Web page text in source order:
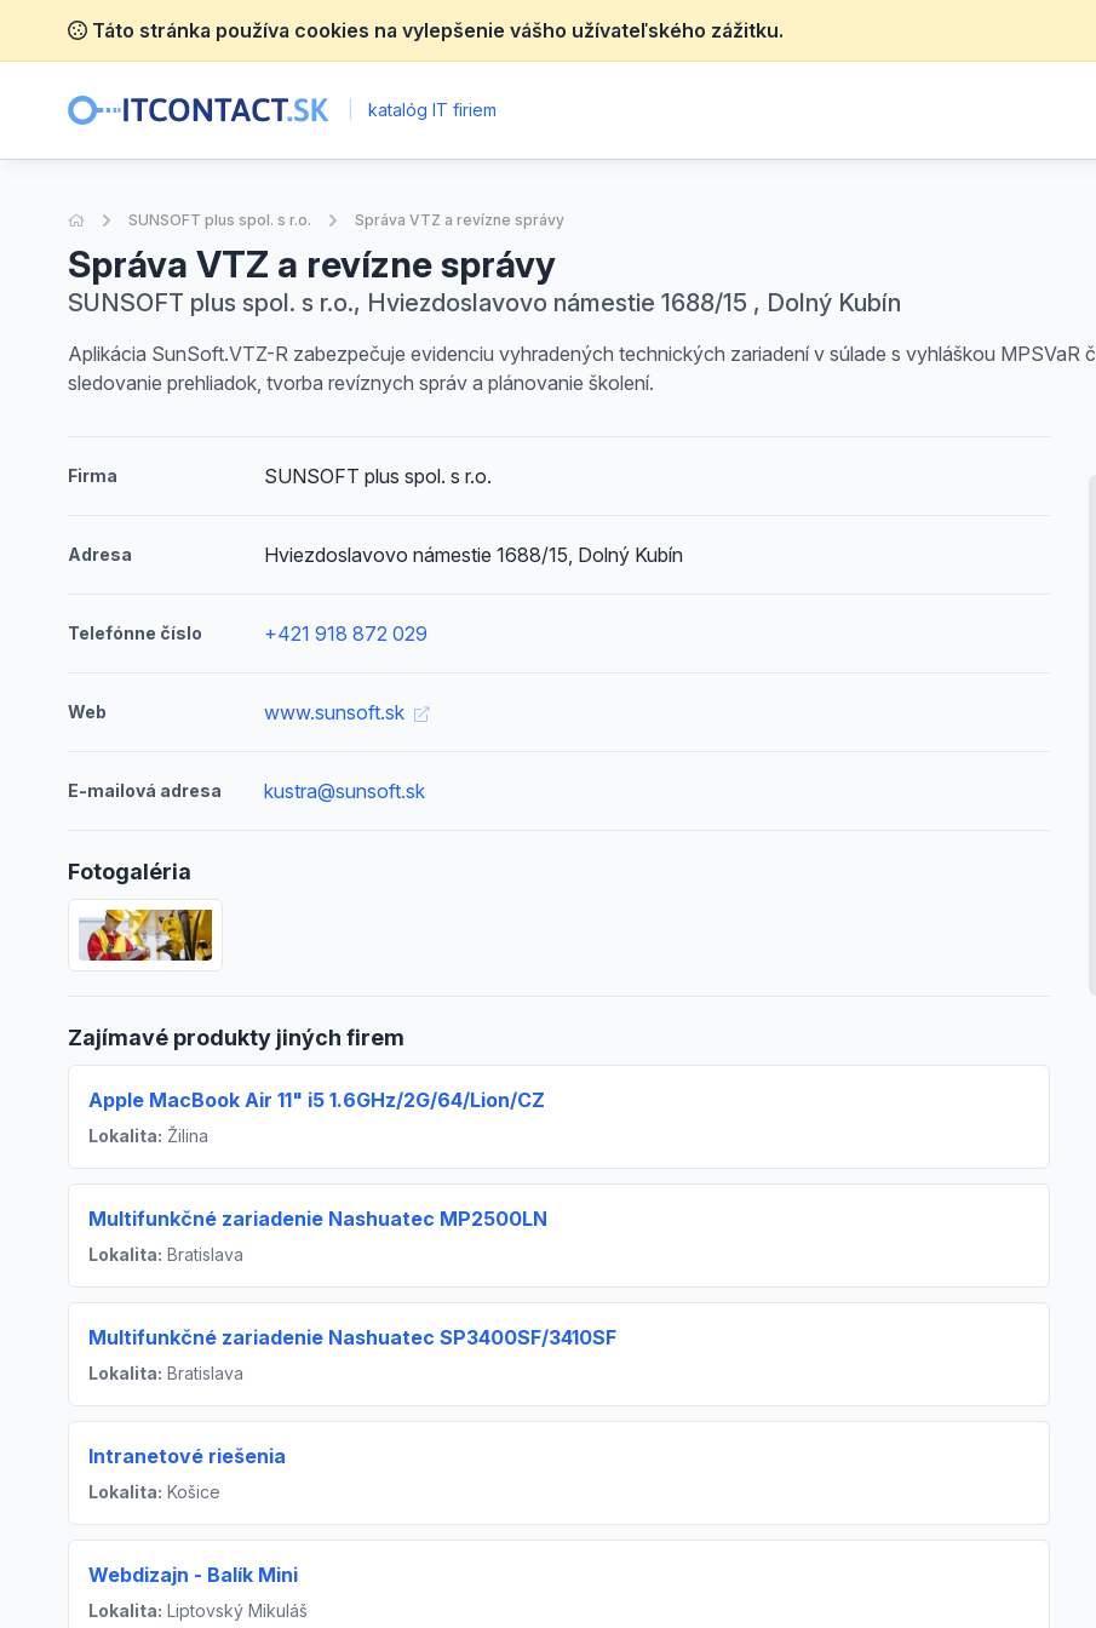
Táto stránka používa cookies na vylepšenie vášho užívateľského zážitku.
katalóg IT firiem
Úvodná stránka
SUNSOFT plus spol. s r.o. Správa VTZ a revízne správy
Správa VTZ a revízne správy
SUNSOFT plus spol. s r.o., Hviezdoslavovo námestie 1688/15 , Dolný Kubín
Aplikácia SunSoft.VTZ-R zabezpečuje evidenciu vyhradených technických zariadení v súlade s vyhláškou
sledovanie prehliadok, tvorba revíznych správ a plánovanie školení.
Firma SUNSOFT plus spol. s r.o.
Adresa Hviezdoslavovo námestie 1688/15, Dolný Kubín
Telefónne číslo +421 918 872 029
Web www.sunsoft.sk
E-mailová adresa kustra@sunsoft.sk
Fotogaléria
Zajímavé produkty jiných firem
Apple MacBook Air 11" i5 1.6GHz/2G/64/Lion/CZ
Lokalita: Žilina
Multifunkčné zariadenie Nashuatec MP2500LN
Lokalita: Bratislava
Multifunkčné zariadenie Nashuatec SP3400SF/3410SF
Lokalita: Bratislava
Intranetové riešenia
Lokalita: Košice
Webdizajn - Balík Mini
Lokalita: Liptovský Mikuláš